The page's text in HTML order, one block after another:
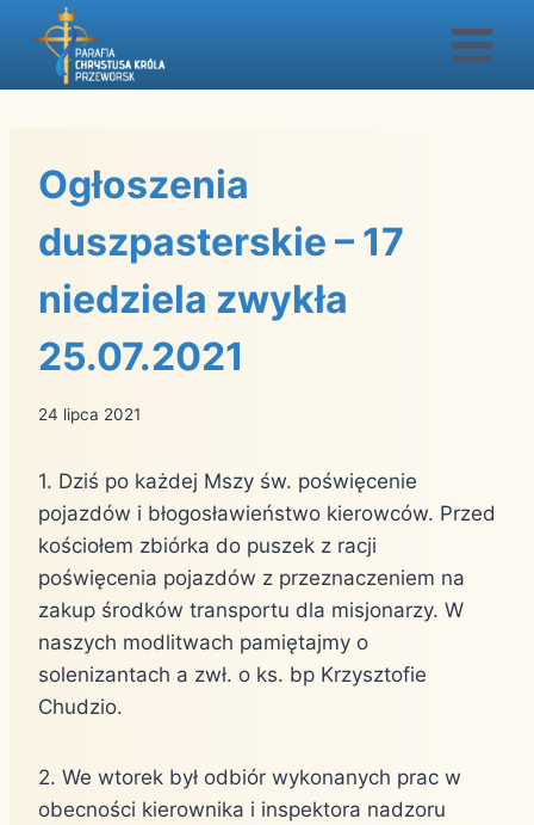
Przejdź
Ogłoszenia
duszpasterskie – 17
niedziela zwykła
25.07.2021
24 lipca 2021
1. Dziś po każdej Mszy św. poświęcenie
pojazdów i błogosławieństwo kierowców. Przed
kościołem zbiórka do puszek z racji
poświęcenia pojazdów z przeznaczeniem na
zakup środków transportu dla misjonarzy. W
naszych modlitwach pamiętajmy o
solenizantach a zwł. o ks. bp Krzysztofie
Chudzio.
2. We wtorek był odbiór wykonanych prac w
obecności kierownika i inspektora nadzoru